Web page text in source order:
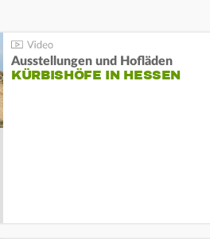
Ausstellungen und Hofläden
KÜRBISHÖFE IN HESSEN